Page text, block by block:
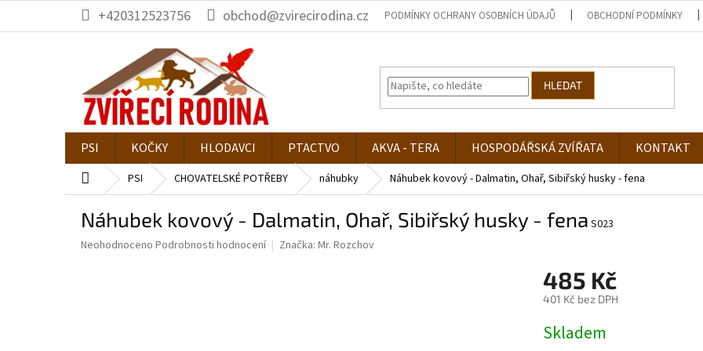
obsah
+420312523756 obchod@zvirecirodina.cz PODMÍNKY OCHRANY OSOBNÍCH ÚDAJŮ OBCHODNÍ PODMÍNKY
HLEDAT
PSI KOČKY HLODAVCI PTACTVO AKVA - TERA HOSPODÁŘSKÁ ZVÍŘATA KONTAKT
Domů PSI CHOVATELSKÉ POTŘEBY náhubky Náhubek kovový - Dalmatin, Ohař, Sibiřský husky - fena
Náhubek kovový - Dalmatin, Ohař, Sibiřský husky - fena S023
Průměrné
Neohodnoceno Podrobnosti hodnocení Značka: Mr. Rozchov
485 Kč
401 Kč bez DPH
cena:
Skladem